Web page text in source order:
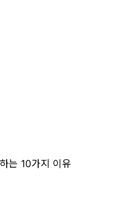
는 10가지 이유